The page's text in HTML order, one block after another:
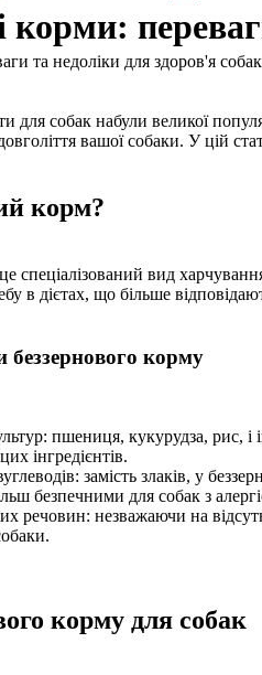
корми:
для собак набули великої
вашої собаки. У цій
корм?
спеціалізований вид
в дієтах, що більше
беззернового корму
пшениця, кукурудза, рис, і
інгредієнтів.
замість злаків, у
безпечними для собак з
речовин: незважаючи на
корму для собак